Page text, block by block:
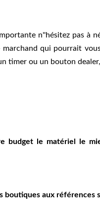
n''hésitez pas à
qui pourrait
timer ou un bouton
budget le matériel le
boutiques aux références